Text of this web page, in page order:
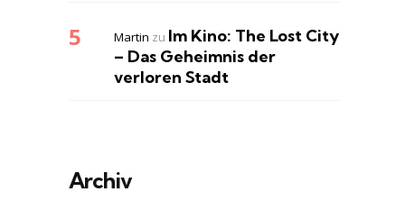
Martin zu Im Kino: The Lost City
– Das Geheimnis der
verloren Stadt
Archiv